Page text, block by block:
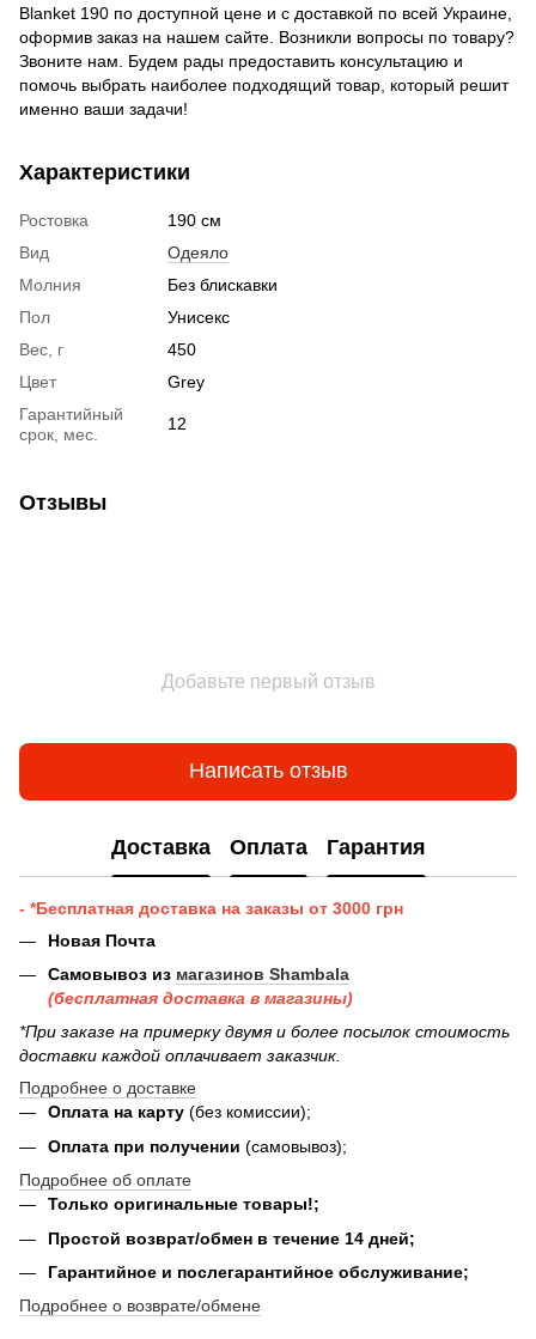
Blanket 190 по доступной цене и с доставкой по всей Украине,
оформив заказ на нашем сайте. Возникли вопросы по товару?
Звоните нам. Будем рады предоставить консультацию и
помочь выбрать наиболее подходящий товар, который решит
именно ваши задачи!
Характеристики
Ростовка
190 см
Вид
Одеяло
Молния
Без блискавки
Пол
Унисекс
Вес, г
450
Цвет
Grey
Гарантийный
срок, мес.
12
Отзывы
Добавьте первый отзыв
Написать отзыв
Доставка Оплата Гарантия
- *Бесплатная доставка на заказы от 3000 грн
Новая Почта
Самовывоз из магазинов Shambala
(бесплатная доставка в магазины)
*При заказе на примерку двумя и более посылок стоимость
доставки каждой оплачивает заказчик.
Подробнее о доставке
Оплата на карту (без комиссии);
Оплата при получении (самовывоз);
Подробнее об оплате
Только оригинальные товары!;
Простой возврат/обмен в течение 14 дней;
Гарантийное и послегарантийное обслуживание;
Подробнее о возврате/обмене